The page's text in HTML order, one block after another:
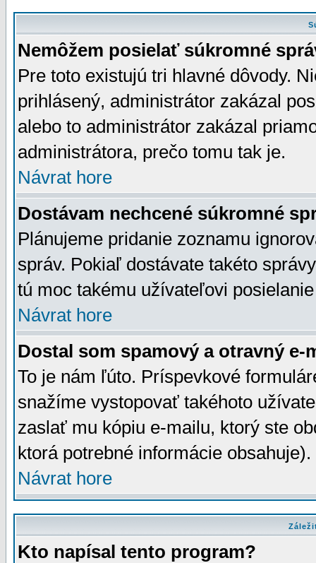
Nemôžem posielať súkromné
Pre toto existujú tri hlavné dôvody.
prihlásený, administrátor zakázal
alebo to administrátor zakázal
administrátora, prečo tomu tak je.
Návrat hore
Dostávam nechcené súkromné
Plánujeme pridanie zoznamu
správ. Pokiaľ dostávate takéto
tú moc takému užívateľovi
Návrat hore
Dostal som spamový a otravný e-
To je nám ľúto. Príspevkové
snažíme vystopovať takéhoto
zaslať mu kópiu e-mailu, ktorý ste
ktorá potrebné informácie
Návrat hore
Kto napísal tento program?